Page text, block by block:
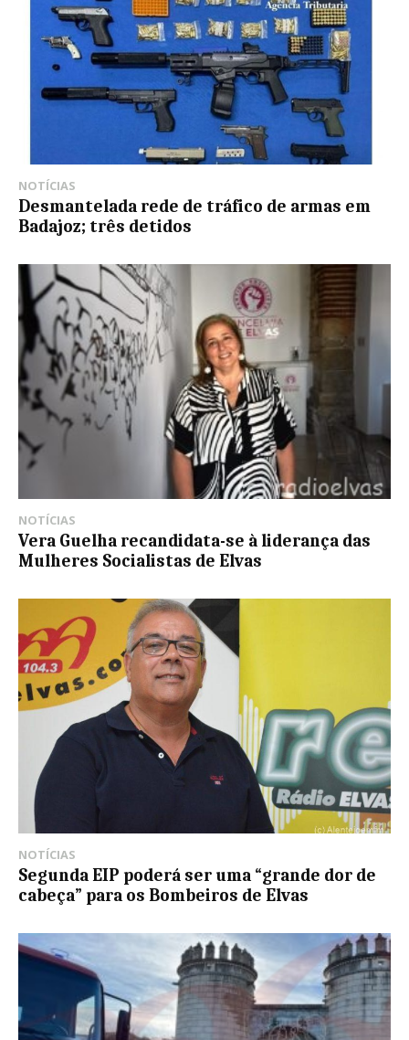
NOTÍCIAS
Desmantelada rede de tráfico de armas em
Badajoz; três detidos
NOTÍCIAS
Vera Guelha recandidata-se à liderança das
Mulheres Socialistas de Elvas
NOTÍCIAS
Segunda EIP poderá ser uma “grande dor de
cabeça” para os Bombeiros de Elvas